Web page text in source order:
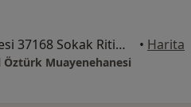
Kuzeykent Mahallesi 37168 Sokak Ritim Ofis No:1/7, Mersin • Harita
Öztürk Muayenehanesi